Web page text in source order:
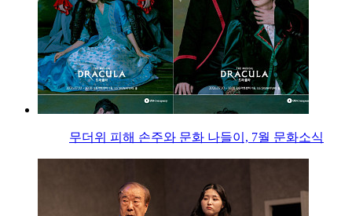
무더위 피해 손주와 문화 나들이, 7월 문화소식